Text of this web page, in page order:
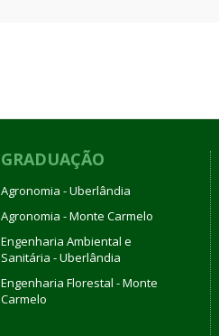
GRADUAÇÃO
Agronomia - Uberlândia
Agronomia - Monte Carmelo
Engenharia Ambiental e
Sanitária - Uberlândia
Engenharia Florestal - Monte
Carmelo